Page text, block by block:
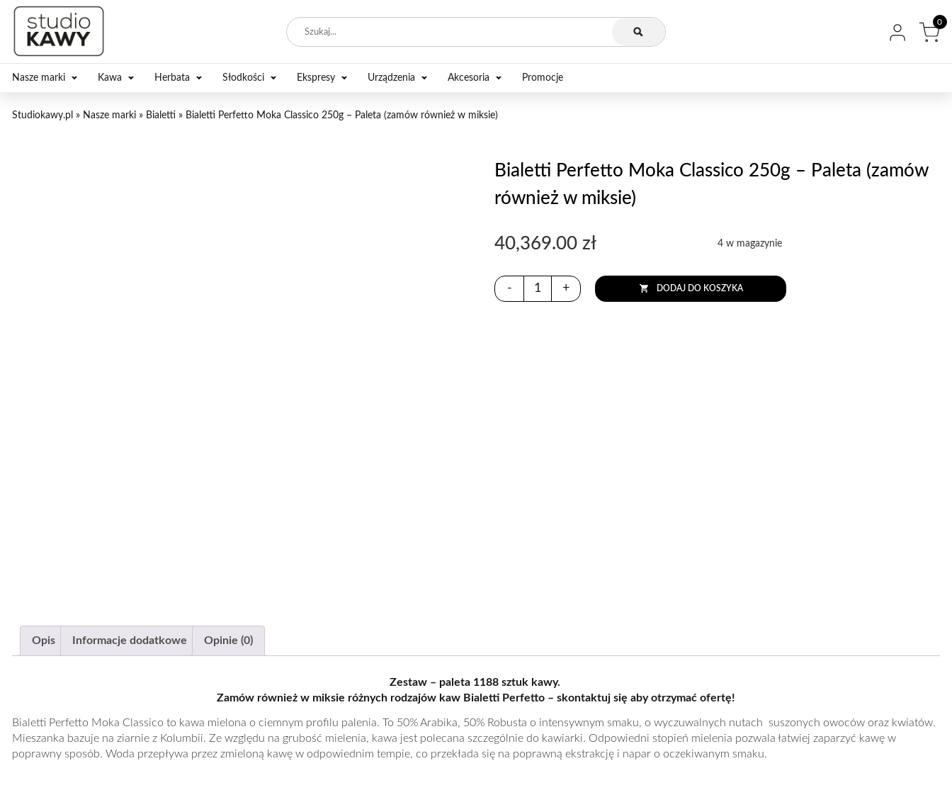
0
Nasze marki Kawa Herbata Słodkości Ekspresy Urządzenia Akcesoria Promocje
Studiokawy.pl » Nasze marki » Bialetti » Bialetti Perfetto Moka Classico 250g – Paleta (zamów również w miksie)
Bialetti Perfetto Moka Classico 250g – Paleta (zamów
również w miksie)
40,369.00zł 4 w magazynie
- + DODAJ DO KOSZYKA
Opis Informacje dodatkowe Opinie (0)
Zestaw – paleta 1188 sztuk kawy.
Zamów również w miksie różnych rodzajów kaw Bialetti Perfetto – skontaktuj się aby otrzymać ofertę!
Bialetti Perfetto Moka Classico to kawa mielona o ciemnym profilu palenia. To 50% Arabika, 50% Robusta o intensywnym smaku, o wyczuwalnych nutach suszonych owoców oraz kwiatów.
Mieszanka bazuje na ziarnie z Kolumbii. Ze względu na grubość mielenia, kawa jest polecana szczególnie do kawiarki. Odpowiedni stopień mielenia pozwala łatwiej zaparzyć kawę w
poprawny sposób. Woda przepływa przez zmieloną kawę w odpowiednim tempie, co przekłada się na poprawną ekstrakcję i napar o oczekiwanym smaku.